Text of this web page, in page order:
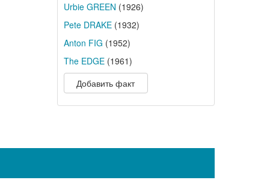
Urbie GREEN (1926)
Pete DRAKE(1932)
Anton FIG (1952)
The EDGE(1961)
Добавить факт